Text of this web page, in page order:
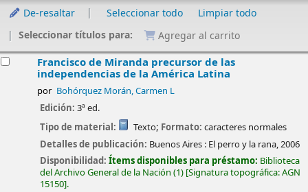
De-resaltar Seleccionar todo
Limpiar todo
Seleccionar títulos para:
Agregar al carrito
Francisco de Miranda precursor de las
independencias de la América Latina
por Bohórquez Morán, Carmen L
Edición:3ª ed.
Tipo de material:
Texto; Formato: caracteres normales
Detalles de publicación: Buenos Aires : El perro y la rana,2006
Disponibilidad:Ítems disponibles para préstamo: Biblioteca
del Archivo General de la Nación (1) Signatura topográfica:AGN
15150 .